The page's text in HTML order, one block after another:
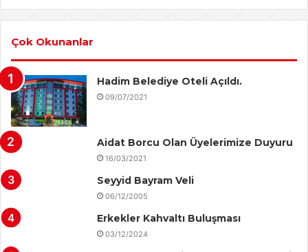
Çok Okunanlar
Hadim Belediye Oteli Açıldı.
09/07/2021
Aidat Borcu Olan Üyelerimize Duyuru
16/03/2021
Seyyid Bayram Veli
06/12/2005
Erkekler Kahvaltı Buluşması
03/12/2024